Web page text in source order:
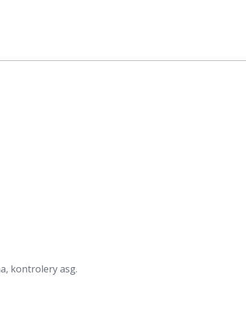
kontrolery asg.